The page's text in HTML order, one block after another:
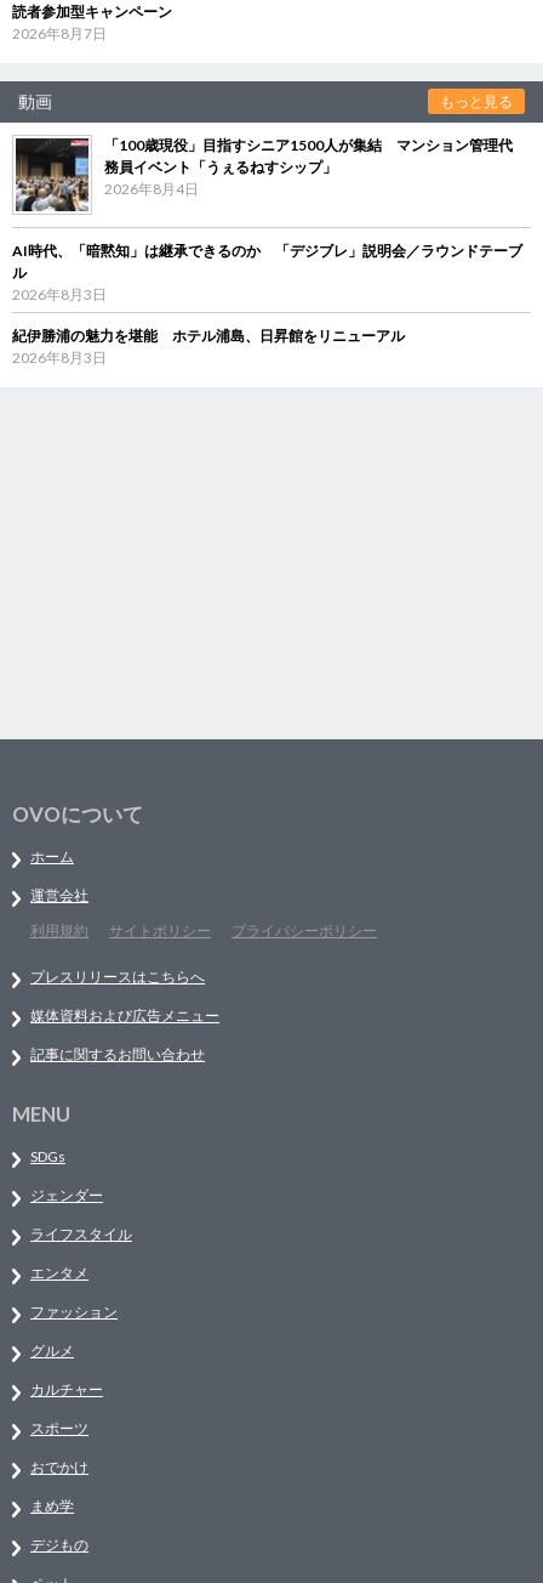
読者参加型キャンペーン
2026年8月7日
動画 もっと見る
「100歳現役」目指すシニア1500人が集結 マンション管理代
務員イベント「うぇるねすシップ」
2026年8月4日
AI時代、「暗黙知」は継承できるのか 「デジブレ」説明会／ラウンドテーブ
ル
2026年8月3日
紀伊勝浦の魅力を堪能 ホテル浦島、日昇館をリニューアル
2026年8月3日
OVOについて
ホーム
運営会社
利用規約
サイトポリシー プライバシーポリシー
プレスリリースはこちらへ
媒体資料および広告メニュー
記事に関するお問い合わせ
MENU
SDGs
ジェンダー
ライフスタイル
エンタメ
ファッション
グルメ
カルチャー
スポーツ
おでかけ
まめ学
デジもの